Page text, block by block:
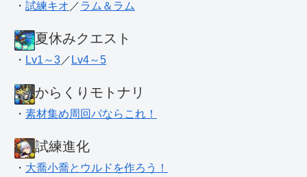
・ 試練キオ ／ラム＆ラム
夏休みクエスト
・ Lv1～3 ／ Lv4～5
からくりモトナリ
・ 素材集め周回パならこれ！
試練進化
・ 大喬小喬とウルドを作ろう！